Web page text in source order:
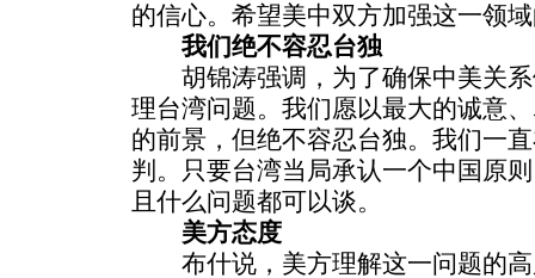
的信心。希望美中双方加强这一领
我们绝不容忍台独
胡锦涛强调，为了确保中美关系
理台湾问题。我们愿以最大的诚意
的前景，但绝不容忍台独。我们一
判。只要台湾当局承认一个中国原
且什么问题都可以谈。
美方态度
布什说，美方理解这一问题的高